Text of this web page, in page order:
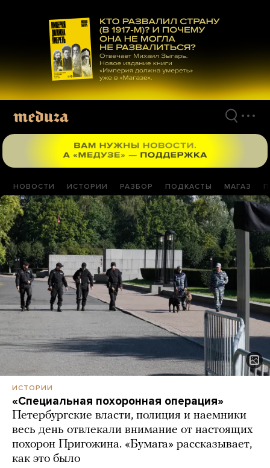
материалам
НОВОСТИ ИСТОРИИ РАЗБОР ПОДКАСТЫ МАГАЗ
ИСТОРИИ
«Специальная похоронная операция»
Петербургские власти, полиция и наемники
весь день отвлекали внимание от настоящих
похорон Пригожина. «Бумага» рассказывает,
как это было